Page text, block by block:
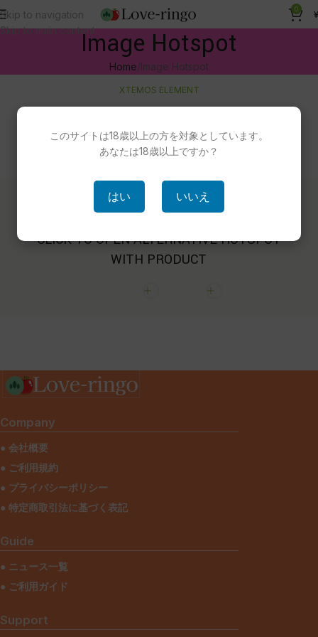
Skip to navigation
Skip to main content
0 ¥
Image Hotspot
Home Image Hotspot
XTEMOS ELEMENT
TEXT
XTEMOS ELEMENT
CLICK TO OPEN ALTERNATIVE HOTSPOT
WITH PRODUCT
Company
● 会社概要
● ご利用規約
● プライバシーポリシー
● 特定商取引法に基づく表記
Guide
● ニュース一覧
● ご利用ガイド
Support
このサイトは18歳以上の方を対象としています。
あなたは18歳以上ですか？
はい いいえ